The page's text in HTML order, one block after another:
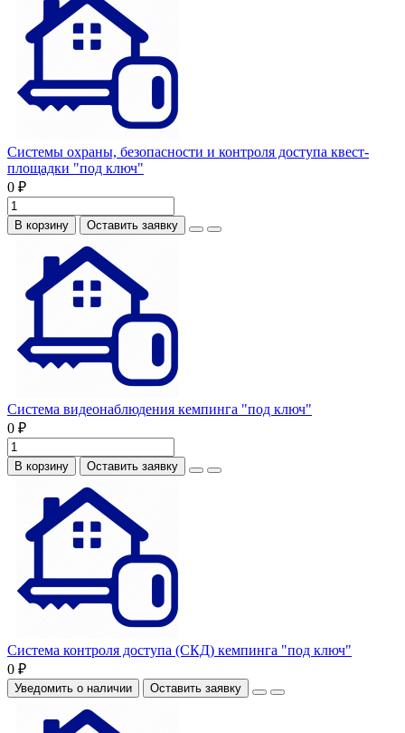
Системы охраны, безопасности и контроля доступа квест-
площадки "под ключ"
0 ₽
В корзину Оставить заявку
Система видеонаблюдения кемпинга "под ключ"
0 ₽
В корзину Оставить заявку
Система контроля доступа (СКД) кемпинга "под ключ"
0 ₽
Уведомить о наличии Оставить заявку